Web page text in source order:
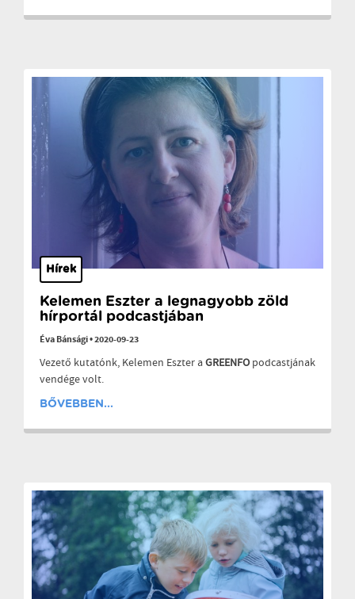
Hírek
Kelemen Eszter a legnagyobb zöld
hírportál podcastjában
Éva Bánsági•2020-09-23
Vezető kutatónk, Kelemen Eszter aGREENFO podcastjának
vendége volt.
BŐVEBBEN...